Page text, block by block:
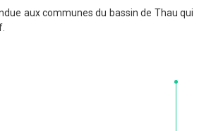
aux communes du bassin de Thau qui